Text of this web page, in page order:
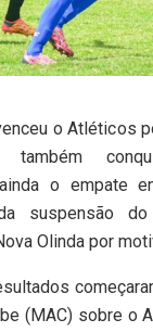
o Atléticos
o empate
suspensão
Olinda por
(MAC) sobre o